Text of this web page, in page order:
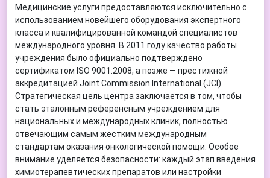
Медицинские услуги предоставляются исключительно с
использованием новейшего оборудования экспертного
класса и квалифицированной командой специалистов
международного уровня. В 2011 году качество работы
учреждения было официально подтверждено
сертификатом ISO 9001:2008, а позже — престижной
аккредитацией Joint Commission International (JCI).
Стратегическая цель центра заключается в том, чтобы
стать эталонным референсным учреждением для
национальных и международных клиник, полностью
отвечающим самым жестким международным
стандартам оказания онкологической помощи. Особое
внимание уделяется безопасности: каждый этап введения
химиотерапевтических препаратов или настройки